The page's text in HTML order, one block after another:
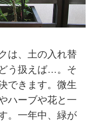
は、土の入れ替
う扱えば…。そ
できます。微生
ハーブや花と一
。一年中、緑が